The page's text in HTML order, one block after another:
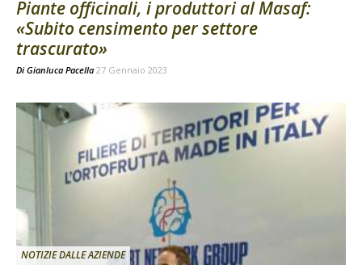
Piante officinali, i produttori al Masaf:
«Subito censimento per settore
trascurato»
Di Gianluca Pacella 27 Gennaio 2023
NOTIZIE DALLE AZIENDE